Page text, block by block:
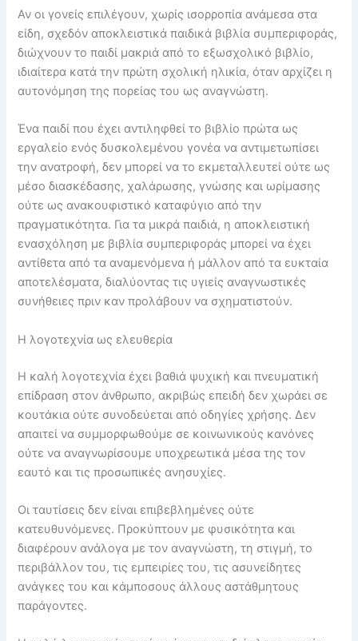
Αν οι γονείς επιλέγουν, χωρίς ισορροπία ανάμεσα στα
είδη, σχεδόν αποκλειστικά παιδικά βιβλία συμπεριφοράς,
διώχνουν το παιδί μακριά από το εξωσχολικό βιβλίο,
ιδιαίτερα κατά την πρώτη σχολική ηλικία, όταν αρχίζει η
αυτονόμηση της πορείας του ως αναγνώστη.
Ένα παιδί που έχει αντιληφθεί το βιβλίο πρώτα ως
εργαλείο ενός δυσκολεμένου γονέα να αντιμετωπίσει
την ανατροφή, δεν μπορεί να το εκμεταλλευτεί ούτε ως
μέσο διασκέδασης, χαλάρωσης, γνώσης και ωρίμασης
ούτε ως ανακουφιστικό καταφύγιο από την
πραγματικότητα. Για τα μικρά παιδιά, η αποκλειστική
ενασχόληση με βιβλία συμπεριφοράς μπορεί να έχει
αντίθετα από τα αναμενόμενα ή μάλλον από τα ευκταία
αποτελέσματα, διαλύοντας τις υγιείς αναγνωστικές
συνήθειες πριν καν προλάβουν να σχηματιστούν.
Η λογοτεχνία ως ελευθερία
Η καλή λογοτεχνία έχει βαθιά ψυχική και πνευματική
επίδραση στον άνθρωπο, ακριβώς επειδή δεν χωράει σε
κουτάκια ούτε συνοδεύεται από οδηγίες χρήσης. Δεν
απαιτεί να συμμορφωθούμε σε κοινωνικούς κανόνες
ούτε να αναγνωρίσουμε υποχρεωτικά μέσα της τον
εαυτό και τις προσωπικές ανησυχίες.
Οι ταυτίσεις δεν είναι επιβεβλημένες ούτε
κατευθυνόμενες. Προκύπτουν με φυσικότητα και
διαφέρουν ανάλογα με τον αναγνώστη, τη στιγμή, το
περιβάλλον του, τις εμπειρίες του, τις ασυνείδητες
ανάγκες του και κάμποσους άλλους αστάθμητους
παράγοντες.